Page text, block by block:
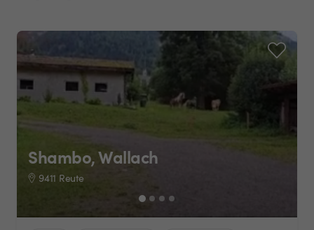
Shambo, Wallach
9411 Reute